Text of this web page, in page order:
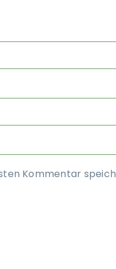
Kommentar